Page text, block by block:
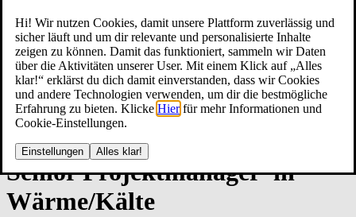
Hi! Wir nutzen Cookies, damit unsere Plattform zuverlässig und
sicher läuft und um dir relevante und personalisierte Inhalte
zeigen zu können. Damit das funktioniert, sammeln wir Daten
über die Aktivitäten unserer User. Mit einem Klick auf „Alles
klar!“ erklärst du dich damit einverstanden, dass wir Cookies
und andere Technologien verwenden, um dir die bestmögliche
Erfahrung zu bieten. Klicke Hier für mehr Informationen und
Cookie-Einstellungen.
Einstellungen Alles klar!
Se­nior ­Pro­jekt­ma­na­ger*in
Wär­me/­Käl­te